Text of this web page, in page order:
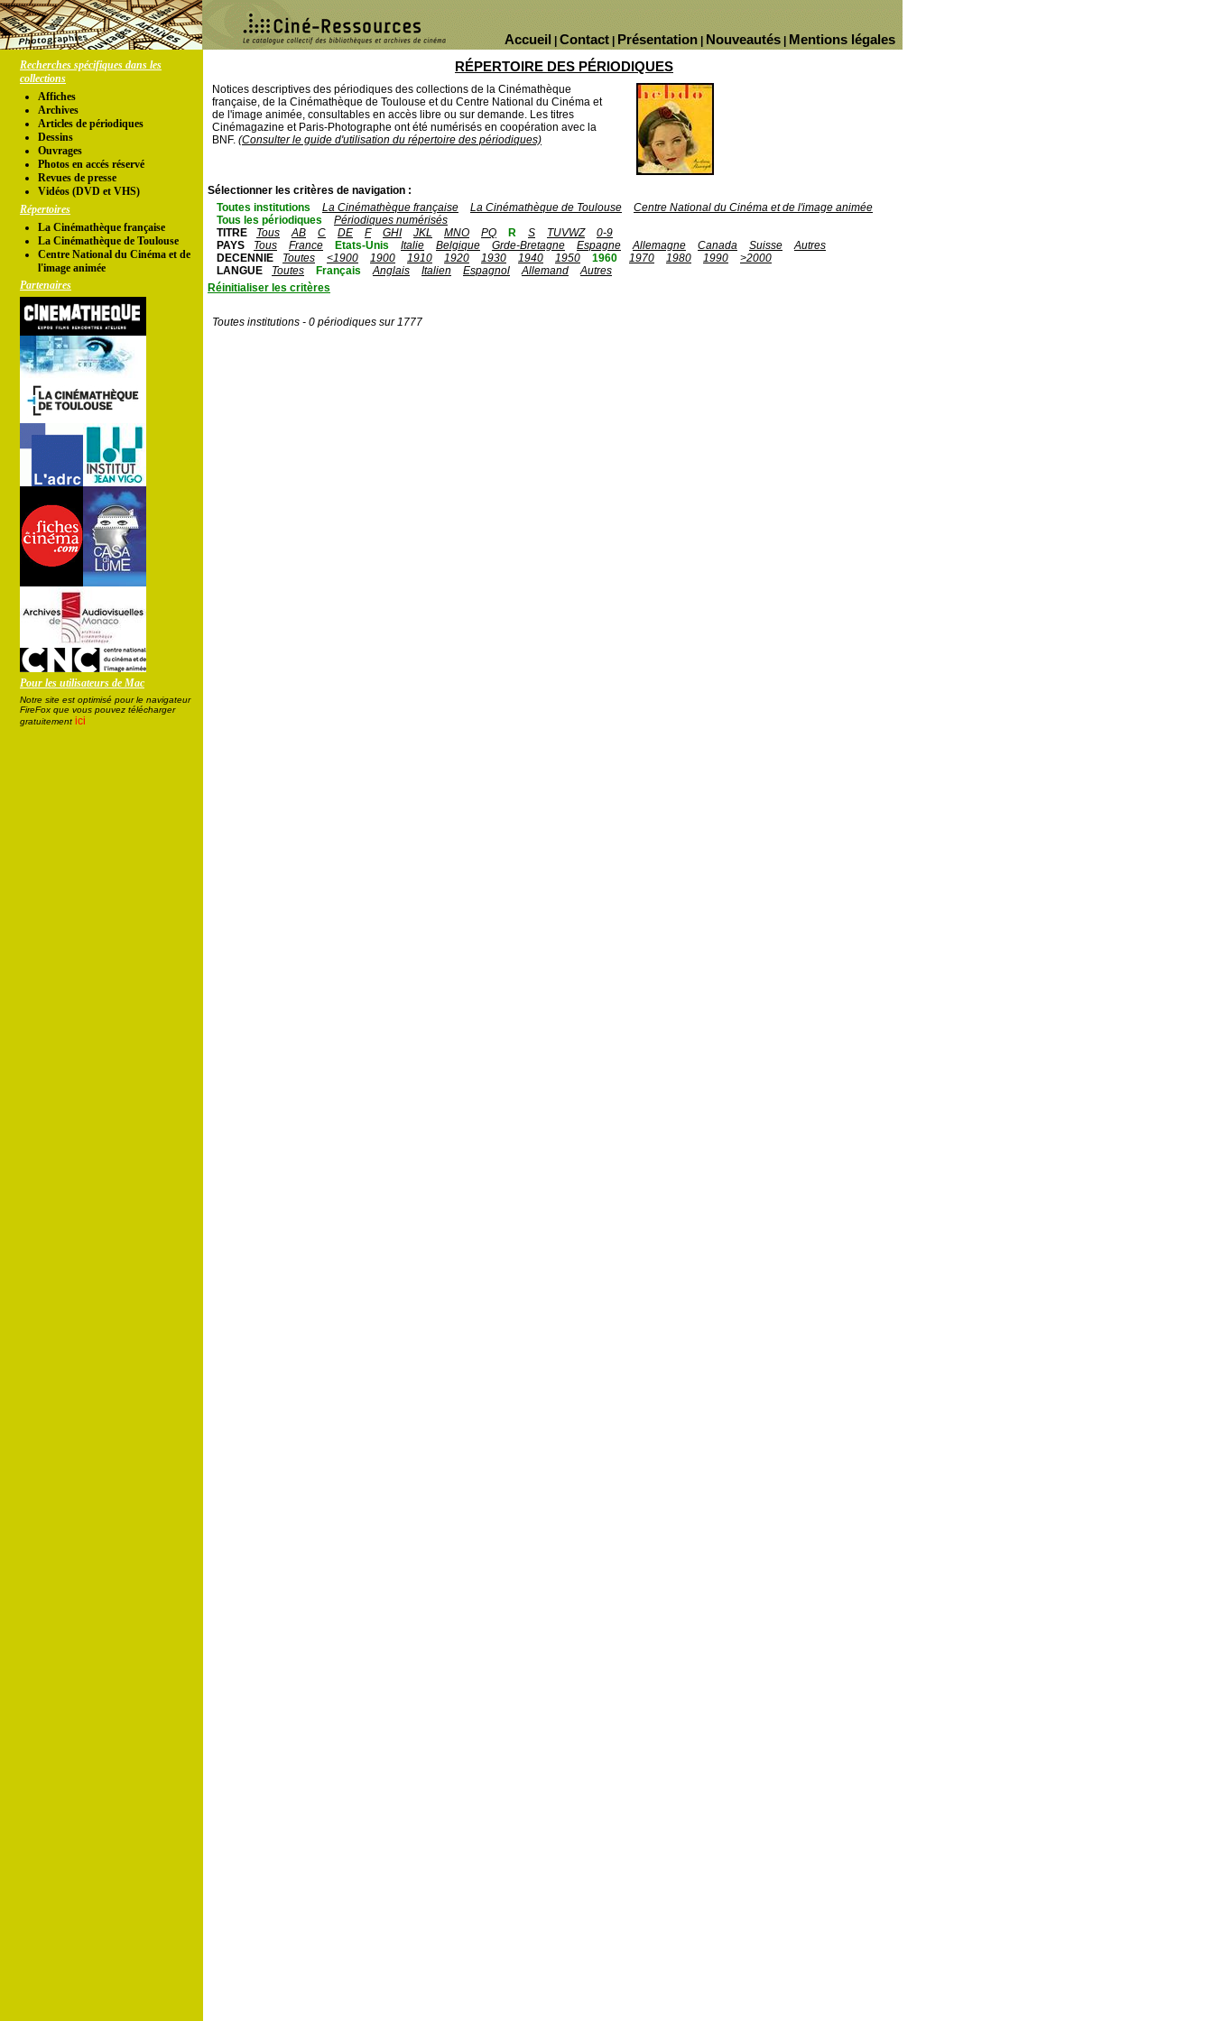
Mentions légales
Nouveautés
Présentation
Contact
Accueil
Recherches spécifiques dans les
collections
Affiches
Archives
Articles de périodiques
Dessins
Ouvrages
Photos en accés réservé
Revues de presse
Vidéos (DVD et VHS)
Répertoires
La Cinémathèque française
La Cinémathèque de Toulouse
Centre National du Cinéma et de
l'image animée
Partenaires
Pour les utilisateurs de Mac
Notre site est optimisé pour le navigateur
FireFox que vous pouvez télécharger
gratuitement ici
RÉPERTOIRE DES PÉRIODIQUES
Notices descriptives des périodiques des collections de la Cinémathèque
française, de la Cinémathèque de Toulouse et du Centre National du Cinéma et
de l'image animée, consultables en accès libre ou sur demande. Les titres
Cinémagazine et Paris-Photographe ont été numérisés en coopération avec la
BNF. (Consulter le guide d'utilisation du répertoire des périodiques)
Sélectionner les critères de navigation :
Toutes institutions
La Cinémathèque française La Cinémathèque de Toulouse
Centre National du Cinéma et de l'image animée
Tous les périodiques
Périodiques numérisés
TITRE
Tous AB C DE F GHI JKL MNO PQ R S TUVWZ
0-9
PAYS
Tous France Etats-Unis Italie Belgique Grde-Bretagne Espagne Allemagne Canada Suisse
Autres
DECENNIE
Toutes <1900 1900 1910 1920 1930 1940 1950 1960 1970 1980 1990
>2000
LANGUE
Toutes Français Anglais Italien Espagnol Allemand
Autres
Réinitialiser les critères
Toutes institutions - 0 périodiques sur 1777